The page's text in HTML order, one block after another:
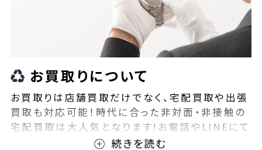
お買取りについて
お買取りは店舗買取だけでなく、宅配買取や出張
買取も対応可能！時代に合った非対面・非接触の
宅配買取は大人気となります!お電話やLINEにて
事前査定が可能となっております！また無料の宅